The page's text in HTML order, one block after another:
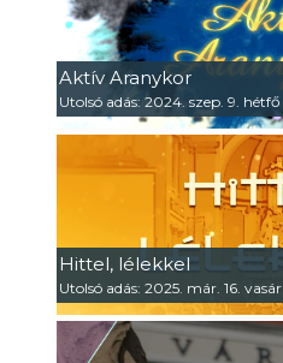
Aktív Aranykor
Utolsó adás: 2024. szep. 9. hétfő
Hittel, lélekkel
Utolsó adás: 2025. már. 16.